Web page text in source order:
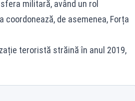
militară, având un rol
de asemenea, Forța
teroristă străină în anul 2019,